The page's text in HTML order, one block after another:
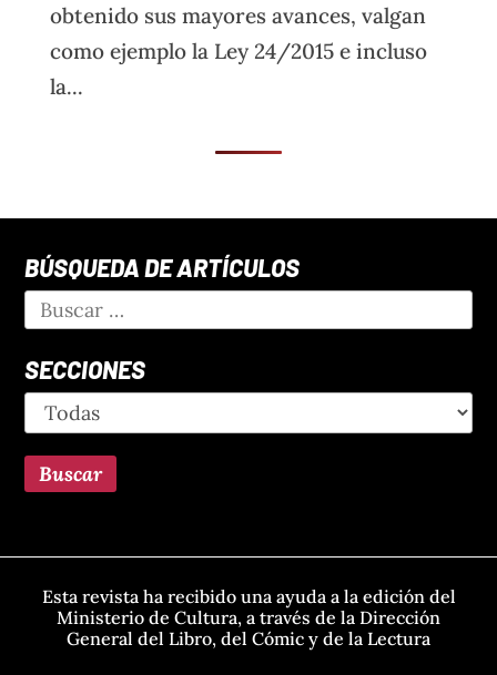
obtenido sus mayores avances, valgan
como ejemplo la Ley 24/2015 e incluso
la...
BÚSQUEDA DE ARTÍCULOS
SECCIONES
Esta revista ha recibido una ayuda a la edición del
Ministerio de Cultura, a través de la Dirección
General del Libro, del Cómic y de la Lectura